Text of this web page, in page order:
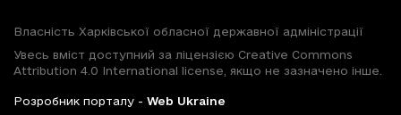
Власність Харківської обласної державної адміністрації
Увесь вміст доступний за ліцензією Creative Commons
Attribution 4.0 International license, якщо не зазначено інше.
Розробник порталу - Web Ukraine